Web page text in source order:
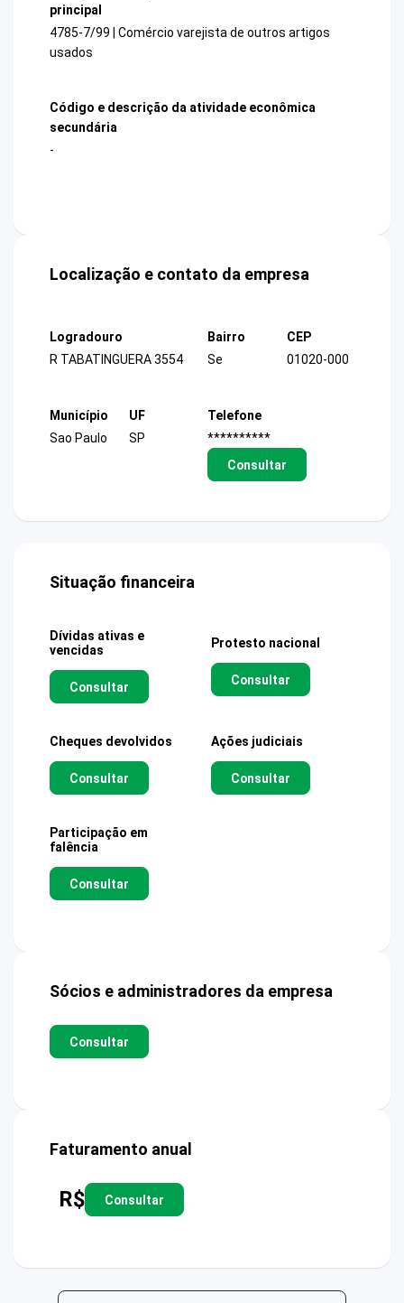
principal
4785-7/99 | Comércio varejista de outros artigos
usados
Código e descrição da atividade econômica
secundária
-
Localização e contato da empresa
Logradouro
R TABATINGUERA 3554
Bairro
Se
CEP
01020-000
Município
Sao Paulo
UF
SP
Telefone
**********
Consultar
Situação financeira
Dívidas ativas e
vencidas
Consultar
Protesto nacional
Consultar
Cheques devolvidos
Consultar
Ações judiciais
Consultar
Participação em
falência
Consultar
Sócios e administradores da empresa
Consultar
Faturamento anual
R$ Consultar